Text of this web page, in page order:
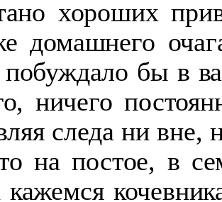
хороших
домашнего
бы в
ничего
следа ни
на постое, в
кажемся